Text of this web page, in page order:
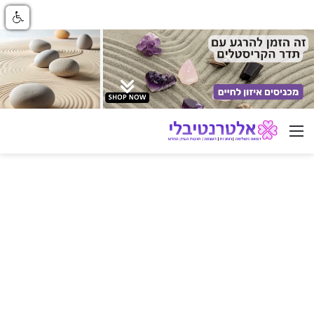
ניווט באתר